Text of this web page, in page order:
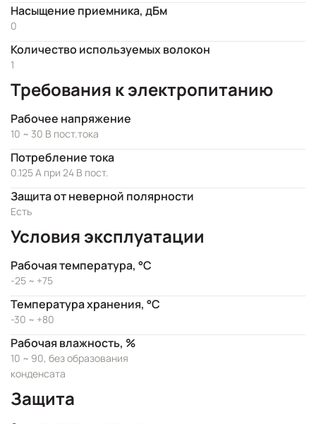
Насыщение приемника, дБм
0
Количество используемых волокон
1
Требования к электропитанию
Рабочее напряжение
10 ~ 30 В пост.тока
Потребление тока
0.125 А при 24 В пост.
Защита от неверной полярности
Есть
Условия эксплуатации
Рабочая температура, °C
-25 ~ +75
Температура хранения, °C
-30 ~ +80
Рабочая влажность, %
10 ~ 90, без образования
конденсата
Защита